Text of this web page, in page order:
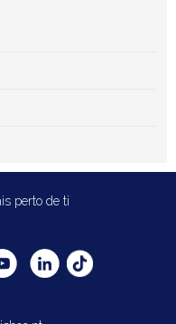
perto de ti